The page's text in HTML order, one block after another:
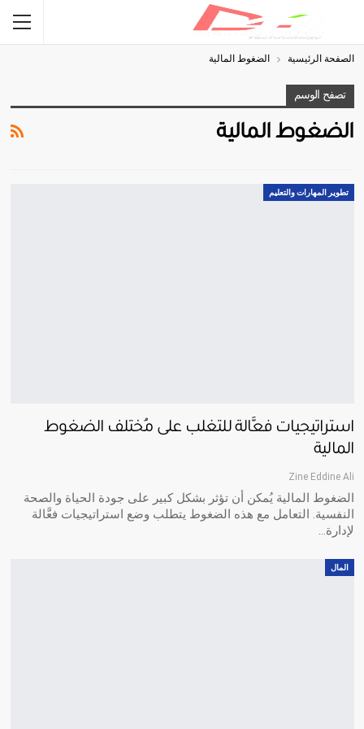
الصفحة الرئيسية الضغوط المالية
تصفح الوسم
الضغوط المالية
تطوير المهارات والتعليم
استراتيجيات فعَّالة للتغلب على مُختلف الضغوط
المالية
Zine Eddine Ali
الضغوط المالية يُمكن أن تؤثر بشكل كبير على جودة الحياة والصحة
النفسية. التعامل مع هذه الضغوط يتطلب وضع استراتيجيات فعَّالة
لإدارة…
المال